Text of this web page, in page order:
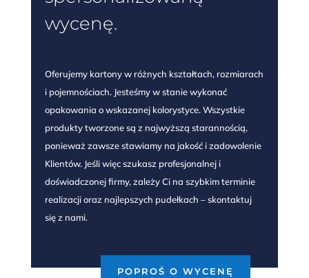
wycenę.
Oferujemy kartony w różnych kształtach, rozmiarach
i pojemnościach. Jesteśmy w stanie wykonać
opakowania o wskazanej kolorystyce. Wszystkie
produkty tworzone są z najwyższą starannością,
ponieważ zawsze stawiamy na jakość i zadowolenie
Klientów. Jeśli więc szukasz profesjonalnej i
doświadczonej firmy, zależy Ci na szybkim terminie
realizacji oraz najlepszych pudełkach – skontaktuj
się z nami.
POPROŚ O WYCENĘ